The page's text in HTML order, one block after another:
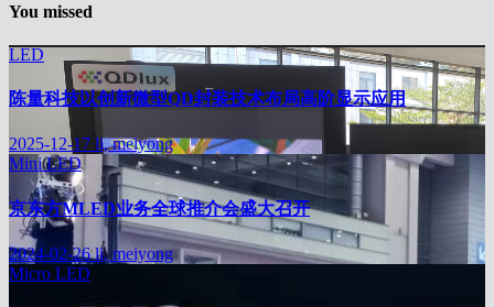
You missed
LED
陈量科技以创新微型QD封装技术布局高阶显示应用
2025-12-17 li, meiyong
Mini LED
京东方MLED业务全球推介会盛大召开
2024-02-26li, meiyong
Micro LED